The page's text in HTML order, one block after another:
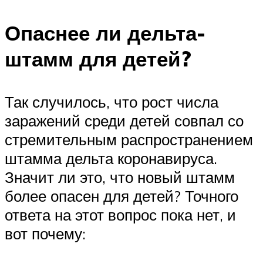
Опаснее ли дельта-
штамм для детей?
Так случилось, что рост числа
заражений среди детей совпал со
стремительным распространением
штамма дельта коронавируса.
Значит ли это, что новый штамм
более опасен для детей? Точного
ответа на этот вопрос пока нет, и
вот почему: